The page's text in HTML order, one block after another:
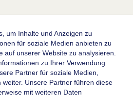
um Inhalte und Anzeigen zu
für soziale Medien anbieten zu
auf unserer Website zu analysieren.
zu Ihrer Verwendung
Partner für soziale Medien,
weiter. Unsere Partner führen diese
mit weiteren Daten